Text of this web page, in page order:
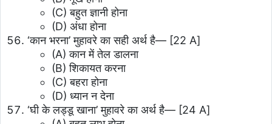
(C) बहुत ज्ञानी होना
(D) अंधा होना
‘कान भरना’ मुहावरे का सही अर्थ है— [22 A]
(A) कान में तेल डालना
(B) शिकायत करना
(C) बहरा होना
(D) ध्यान न देना
‘घी के लड्डू खाना’ मुहावरे का अर्थ है— [24 A]